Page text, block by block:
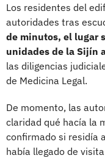
Los residentes del
autoridades tras
de minutos, el lugar
unidades de la Sijín
las diligencias
de Medicina Legal.
De momento, las
claridad qué hacía la
confirmado si residía
había llegado de